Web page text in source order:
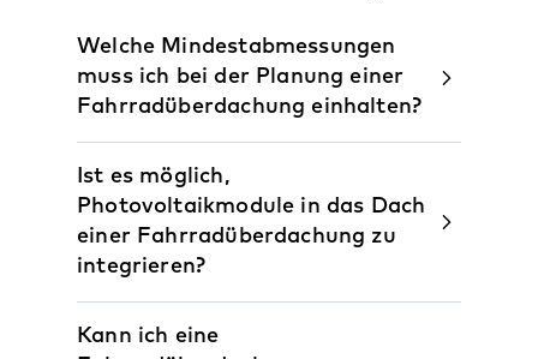
Welche Mindestabmessungen
muss ich bei der Planung einer
Fahrradüberdachung einhalten?
Ist es möglich,
Photovoltaikmodule in das Dach
einer Fahrradüberdachung zu
integrieren?
Kann ich eine